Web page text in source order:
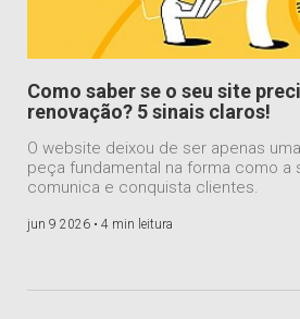
Como saber se o seu site
renovação? 5 sinais claros!
O website deixou de ser apenas
peça fundamental na forma como a
comunica e conquista clientes.
jun 9 2026 • 4 min leitura